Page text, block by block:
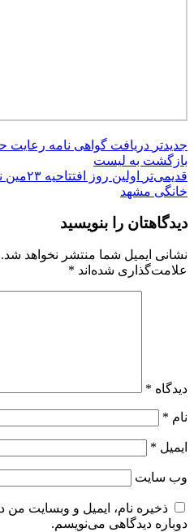
جدیدتر دریافت گواهی نامه
بازگشت به لیست
قدیمی‌تر
اولین
خانگی مشهد
دیدگاهتان را بنویسید
نشانی ایمیل شما منتشر نخواهد شد.
علامت‌گذاری شده‌اند *
دیدگاه *
نام *
ایمیل *
وب‌ سایت
ذخیره نام، ایمیل و وبسایت من
دوباره دیدگاهی می‌نویسم.